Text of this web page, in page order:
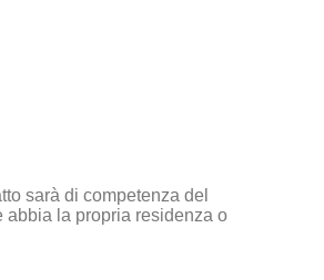
sarà di competenza del
abbia la propria residenza o